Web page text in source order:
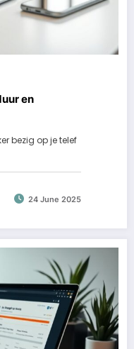
en
bezig op je telef
24 June 2025